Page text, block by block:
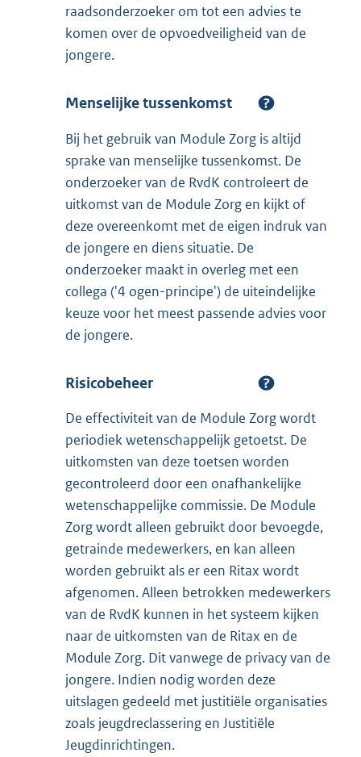
raadsonderzoeker om tot een advies te
komen over de opvoedveiligheid van de
jongere.
Menselijke tussenkomst
Bij het gebruik van Module Zorg is altijd
sprake van menselijke tussenkomst. De
onderzoeker van de RvdK controleert de
uitkomst van de Module Zorg en kijkt of
deze overeenkomt met de eigen indruk van
de jongere en diens situatie. De
onderzoeker maakt in overleg met een
collega ('4 ogen-principe') de uiteindelijke
keuze voor het meest passende advies voor
de jongere.
Risicobeheer
De effectiviteit van de Module Zorg wordt
periodiek wetenschappelijk getoetst. De
uitkomsten van deze toetsen worden
gecontroleerd door een onafhankelijke
wetenschappelijke commissie. De Module
Zorg wordt alleen gebruikt door bevoegde,
getrainde medewerkers, en kan alleen
worden gebruikt als er een Ritax wordt
afgenomen. Alleen betrokken medewerkers
van de RvdK kunnen in het systeem kijken
naar de uitkomsten van de Ritax en de
Module Zorg. Dit vanwege de privacy van de
jongere. Indien nodig worden deze
uitslagen gedeeld met justitiële organisaties
zoals jeugdreclassering en Justitiële
Jeugdinrichtingen.